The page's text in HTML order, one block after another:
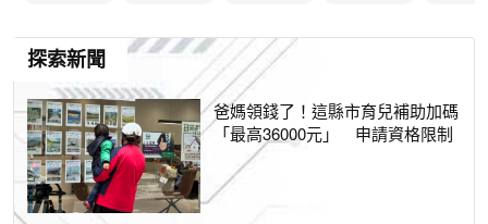
探索新聞
爸媽領錢了！這縣市育兒補助加碼
「最高36000元」 申請資格限制